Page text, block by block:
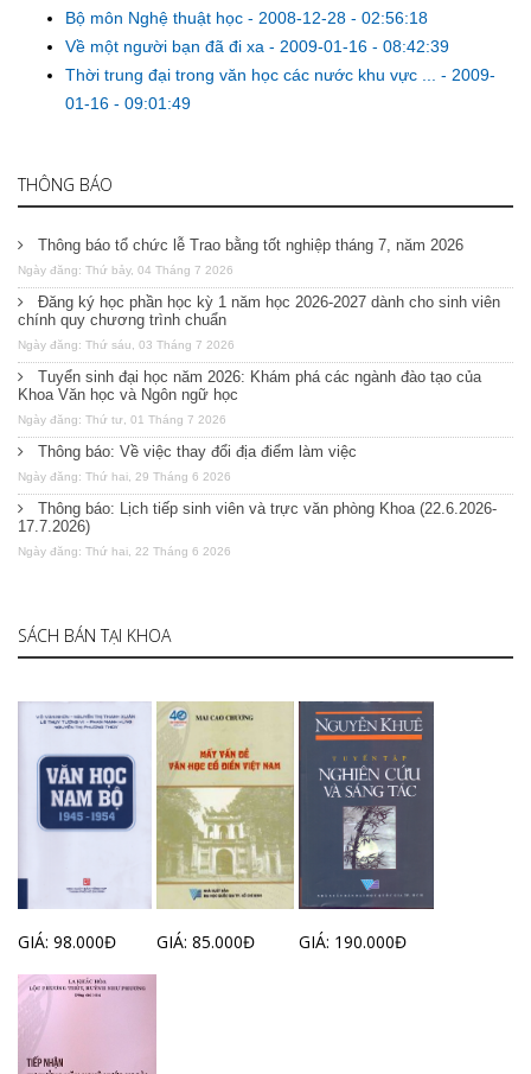
Bộ môn Nghệ thuật học - 2008-12-28 - 02:56:18
Về một người bạn đã đi xa - 2009-01-16 - 08:42:39
Thời trung đại trong văn học các nước khu vực ... - 2009-
01-16 - 09:01:49
THÔNG BÁO
Thông báo tổ chức lễ Trao bằng tốt nghiệp tháng 7, năm 2026
Ngày đăng: Thứ bảy, 04 Tháng 7 2026
Đăng ký học phần học kỳ 1 năm học 2026-2027 dành cho sinh viên
chính quy chương trình chuẩn
Ngày đăng: Thứ sáu, 03 Tháng 7 2026
Tuyển sinh đại học năm 2026: Khám phá các ngành đào tạo của
Khoa Văn học và Ngôn ngữ học
Ngày đăng: Thứ tư, 01 Tháng 7 2026
Thông báo: Về việc thay đổi địa điểm làm việc
Ngày đăng: Thứ hai, 29 Tháng 6 2026
Thông báo: Lịch tiếp sinh viên và trực văn phòng Khoa (22.6.2026-
17.7.2026)
Ngày đăng: Thứ hai, 22 Tháng 6 2026
SÁCH BÁN TẠI KHOA
GIÁ: 98.000Đ GIÁ: 85.000Đ GIÁ: 190.000Đ